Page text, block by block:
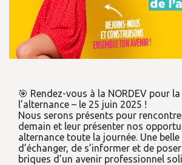
🎯 Rendez-vous à la NORDEV pour
l’alternance – le 25 juin 2025 !
Nous serons présents pour
demain et leur présenter nos
alternance toute la journée. Une
d’échanger, de s’informer et de
briques d’un avenir professionnel